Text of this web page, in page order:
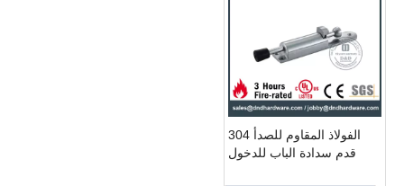
الفولاذ المقاوم للصدأ 304
قدم سدادة الباب للدخول